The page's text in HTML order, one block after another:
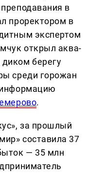
в
проректором в
экспертом
открыл аква-
берегу
среди горожан
.
за прошлый
составила 37
— 35 млн